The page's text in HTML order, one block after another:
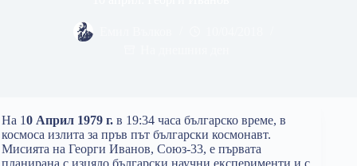
На 10 Април 1979 г. в 19:34 часа българско време, в
космоса излита за пръв път български космонавт.
Мисията на Георги Иванов, Союз-33, е първата
планирана с изцяло български научни експерименти и с